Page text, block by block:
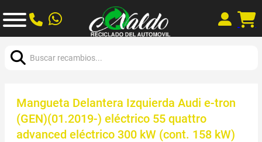
Mangueta Delantera Izquierda Audi e-tron
(GEN)(01.2019-) eléctrico 55 quattro
advanced eléctrico 300 kW (cont. 158 kW)